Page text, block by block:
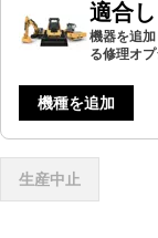
適合
機器を追
る修理オ
機種を追加
生産中止